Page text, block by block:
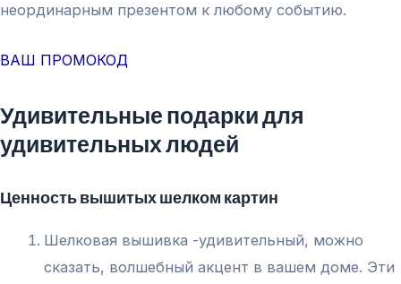
неординарным презентом к любому событию.
ВАШ ПРОМОКОД
Удивительные подарки для
удивительных людей
Ценность вышитых шелком картин
Шелковая вышивка -удивительный, можно
сказать, волшебный акцент в вашем доме. Эти